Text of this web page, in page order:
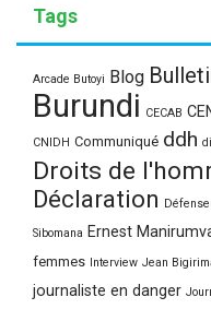
Tags
Arcade Butoyi Blog
Burundi CECAB
CNIDH Communiqué ddh
Droits de
Déclaration
Sibomana Ernest
femmes Interview Jean
journaliste en danger